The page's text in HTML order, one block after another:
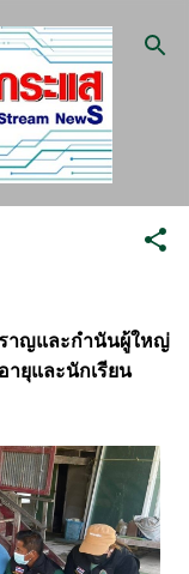
ราญและกำนันผู้ใหญ่
ายุและนักเรียน